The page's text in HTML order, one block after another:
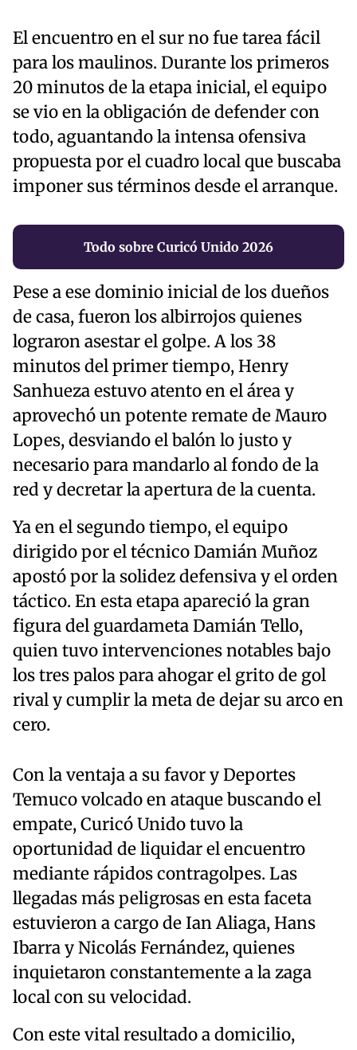
El encuentro en el sur no fue tarea fácil
para los maulinos. Durante los primeros
20 minutos de la etapa inicial, el equipo
se vio en la obligación de defender con
todo, aguantando la intensa ofensiva
propuesta por el cuadro local que buscaba
imponer sus términos desde el arranque.
Todo sobre Curicó Unido 2026
Pese a ese dominio inicial de los dueños
de casa, fueron los albirrojos quienes
lograron asestar el golpe. A los 38
minutos del primer tiempo, Henry
Sanhueza estuvo atento en el área y
aprovechó un potente remate de Mauro
Lopes, desviando el balón lo justo y
necesario para mandarlo al fondo de la
red y decretar la apertura de la cuenta.
Ya en el segundo tiempo, el equipo
dirigido por el técnico Damián Muñoz
apostó por la solidez defensiva y el orden
táctico. En esta etapa apareció la gran
figura del guardameta Damián Tello,
quien tuvo intervenciones notables bajo
los tres palos para ahogar el grito de gol
rival y cumplir la meta de dejar su arco en
cero.
Con la ventaja a su favor y Deportes
Temuco volcado en ataque buscando el
empate, Curicó Unido tuvo la
oportunidad de liquidar el encuentro
mediante rápidos contragolpes. Las
llegadas más peligrosas en esta faceta
estuvieron a cargo de Ian Aliaga, Hans
Ibarra y Nicolás Fernández, quienes
inquietaron constantemente a la zaga
local con su velocidad.
Con este vital resultado a domicilio,